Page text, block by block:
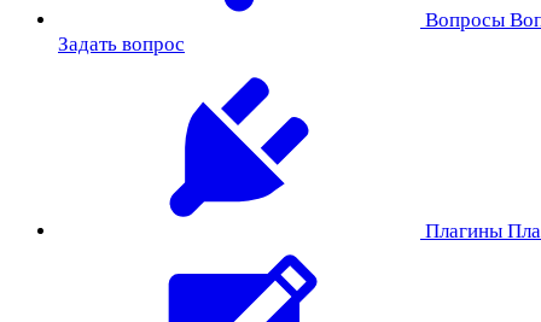
Вопросы
Задать вопрос
Плагины